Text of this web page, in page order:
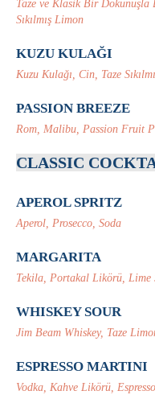
Taze ve Klasik Bir Dokunuşla
Sıkılmış Limon
KUZU KULAĞI
Kuzu Kulağı, Cin, Taze
PASSION BREEZE
Rom, Malibu, Passion Fruit
CLASSIC
APEROL SPRITZ
Aperol, Prosecco, Soda
MARGARITA
Tekila, Portakal Likörü, Lime
WHISKEY SOUR
Jim Beam Whiskey, Taze
ESPRESSO MARTINI
Vodka, Kahve Likörü, Espresso